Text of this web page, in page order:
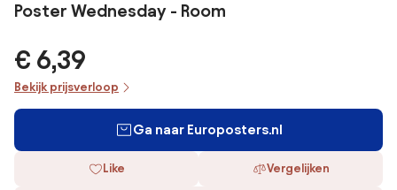
Poster Wednesday - Room
€ 6,39
Bekijk prijsverloop
Ga naar Europosters.nl
Like Vergelijken